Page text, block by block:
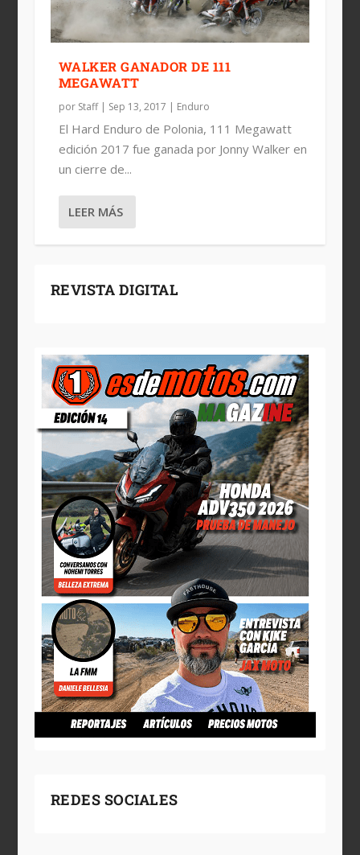
WALKER GANADOR DE 111
MEGAWATT
por Staff| Sep 13, 2017 | Enduro
El Hard Enduro de Polonia, 111 Megawatt
edición 2017 fue ganada por Jonny Walker en
un cierre de...
LEER MÁS
REVISTA DIGITAL
REDES SOCIALES